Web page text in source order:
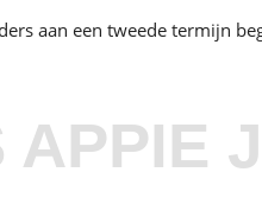
aan een tweede termijn
APPIE